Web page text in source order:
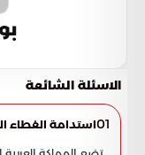
الاسئلة الشائعة
01استدامة الغطاء